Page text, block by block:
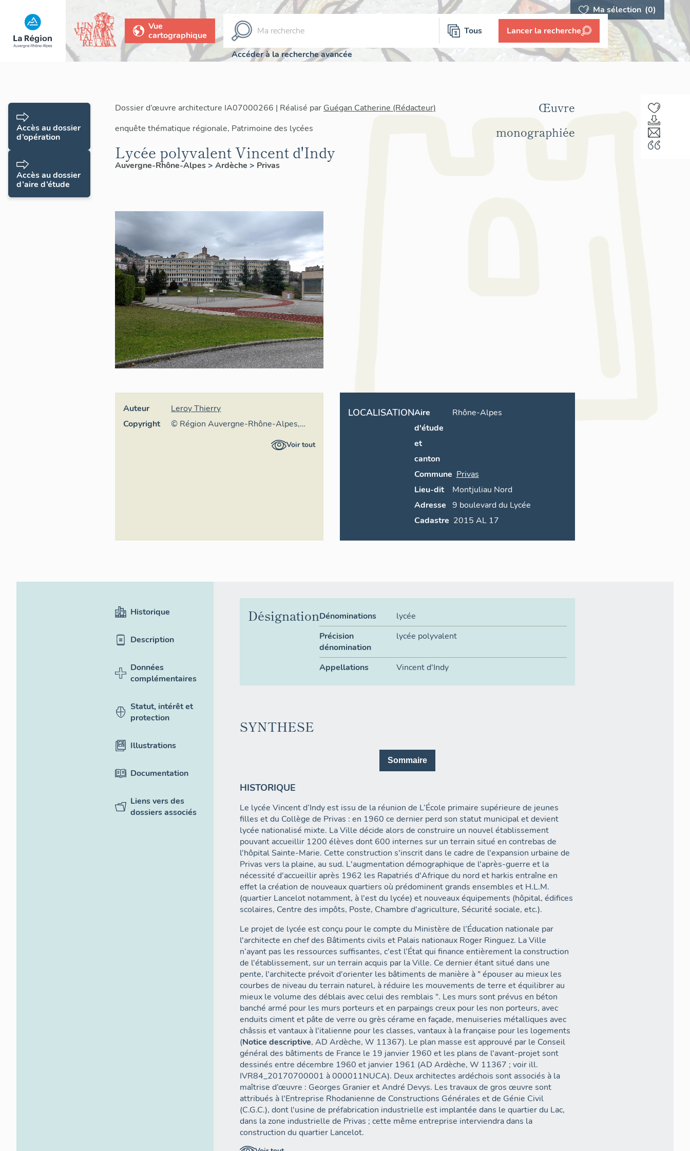
Ma sélection (0)
Vue
cartographique
Tous Lancer la recherche
Accéder à la recherche avancée
Dossier d’œuvre architecture IA07000266 | Réalisé par Guégan Catherine (Rédacteur)
enquête thématique régionale, Patrimoine des lycées
Lycée polyvalent Vincent d'Indy
Auvergne-Rhône-Alpes> Ardèche > Privas
Œuvre
monographiée
Auteur
Leroy Thierry
Copyright
© Région Auvergne-Rhône-Alpes,
Inventaire général du patrimoineVoir tout
LOCALISATIONAire
d'étude
et
canton
Rhône-Alpes
Commune Privas
Lieu-dit
Montjuliau Nord
Adresse 9 boulevard du Lycée
Cadastre
2015 AL 17
Accès au dossier
d’opération
Accès au dossier
d’aire d’étude
Historique
Description
Données
complémentaires
Statut, intérêt et
protection
Illustrations
Documentation
Liens vers des
dossiers associés
DésignationDénominations
lycée
Précision
dénomination
lycée polyvalent
Appellations Vincent d'Indy
SYNTHESE
Sommaire
HISTORIQUE
Le lycée Vincent d’Indy est issu de la réunion de L’École primaire supérieure de jeunes
filles et du Collège de Privas : en 1960 ce dernier perd son statut municipal et devient
lycée nationalisé mixte. La Ville décide alors de construire un nouvel établissement
pouvant accueillir 1200 élèves dont 600 internes sur un terrain situé en contrebas de
l'hôpital Sainte-Marie. Cette construction s'inscrit dans le cadre de l'expansion urbaine de
Privas vers la plaine, au sud. L'augmentation démographique de l'après-guerre et la
nécessité d'accueillir après 1962 les Rapatriés d'Afrique du nord et harkis entraîne en
effet la création de nouveaux quartiers où prédominent grands ensembles et H.L.M.
(quartier Lancelot notamment, à l'est du lycée) et nouveaux équipements (hôpital, édifices
scolaires, Centre des impôts, Poste, Chambre d'agriculture, Sécurité sociale, etc.).
Le projet de lycée est conçu pour le compte du Ministère de l’Éducation nationale par
l'architecte en chef des Bâtiments civils et Palais nationaux Roger Ringuez. La Ville
n’ayant pas les ressources suffisantes, c'est l’État qui finance entièrement la construction
de l'établissement, sur un terrain acquis par la Ville. Ce dernier étant situé dans une
pente, l'architecte prévoit d'orienter les bâtiments de manière à " épouser au mieux les
courbes de niveau du terrain naturel, à réduire les mouvements de terre et équilibrer au
mieux le volume des déblais avec celui des remblais ". Les murs sont prévus en béton
banché armé pour les murs porteurs et en parpaings creux pour les non porteurs, avec
enduits ciment et pâte de verre ou grès cérame en façade, menuiseries métalliques avec
châssis et vantaux à l'italienne pour les classes, vantaux à la française pour les logements
(Notice descriptive, AD Ardèche, W 11367). Le plan masse est approuvé par le Conseil
général des bâtiments de France le 19 janvier 1960 et les plans de l'avant-projet sont
dessinés entre décembre 1960 et janvier 1961 (AD Ardèche, W 11367 ; voir ill.
IVR84_20170700001 à 000011NUCA). Deux architectes ardéchois sont associés à la
maîtrise d’œuvre : Georges Granier et André Devys. Les travaux de gros œuvre sont
attribués à l'Entreprise Rhodanienne de Constructions Générales et de Génie Civil
(C.G.C.), dont l'usine de préfabrication industrielle est implantée dans le quartier du Lac,
dans la zone industrielle de Privas ; cette même entreprise interviendra dans la
construction du quartier Lancelot.